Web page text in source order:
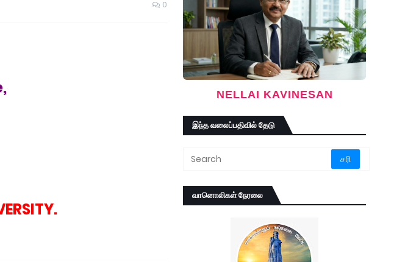
0
NELLAI KAVINESAN
இந்த வலைப்பதிவில் தேடு
வானொலிகள் நேரலை